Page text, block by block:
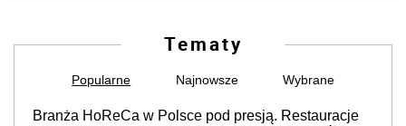
Tematy
Popularne Najnowsze Wybrane
Branża HoReCa w Polsce pod presją. Restauracje